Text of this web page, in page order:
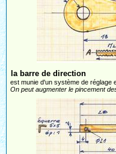
la barre de direction
est munie d'un système de réglage
On peut augmenter le pincement